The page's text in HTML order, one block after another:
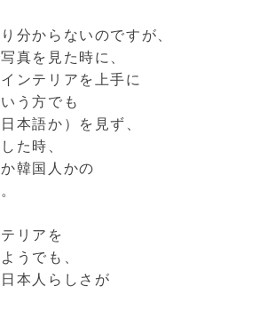
分からないのですが、
真を見た時に、
ンテリアを上手に
う方でも
本語か）を見ず、
た時、
韓国人かの
リアを
うでも、
本人らしさが